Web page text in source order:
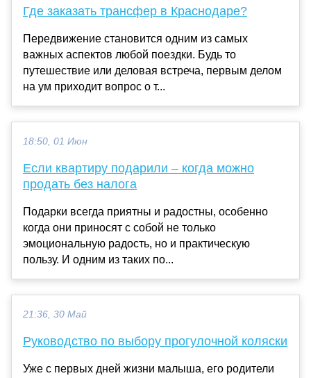
Где заказать трансфер в Краснодаре?
Передвижение становится одним из самых
важных аспектов любой поездки. Будь то
путешествие или деловая встреча, первым делом
на ум приходит вопрос о т...
18:50, 01 Июн
Если квартиру подарили – когда можно
продать без налога
Подарки всегда приятны и радостны, особенно
когда они приносят с собой не только
эмоциональную радость, но и практическую
пользу. И одним из таких по...
21:36, 30 Май
Руководство по выбору прогулочной коляски
Уже с первых дней жизни малыша, его родители